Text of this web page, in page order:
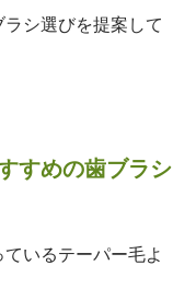
ラシ選びを提案して
すめの歯ブラシ
いるテーパー毛よ